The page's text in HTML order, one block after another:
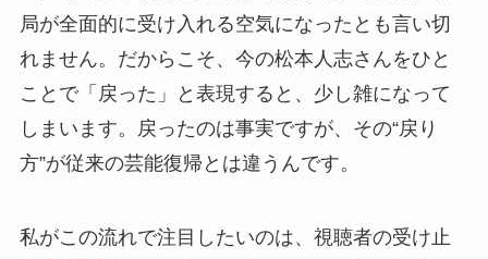
局が全面的に受け入れる空気になったとも言い切
れません。だからこそ、今の松本人志さんをひと
ことで「戻った」と表現すると、少し雑になって
しまいます。戻ったのは事実ですが、その“戻り
方”が従来の芸能復帰とは違うんです。
私がこの流れで注目したいのは、視聴者の受け止